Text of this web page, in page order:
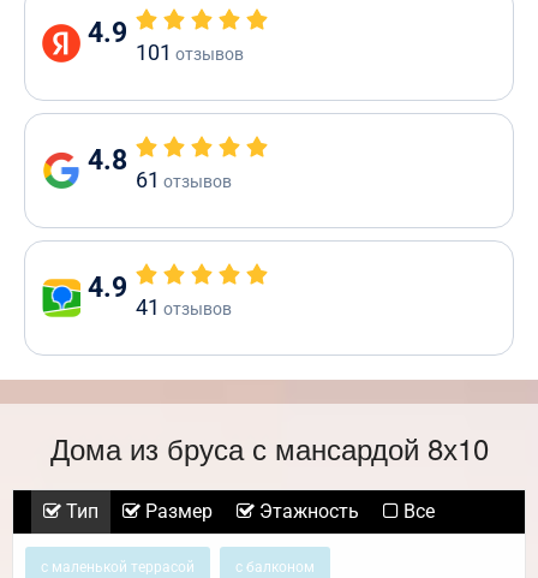
4.9
101 отзывов
4.8
61 отзывов
4.9
41 отзывов
Дома из бруса с мансардой 8х10
Тип Размер Этажность Все
с маленькой террасой с балконом